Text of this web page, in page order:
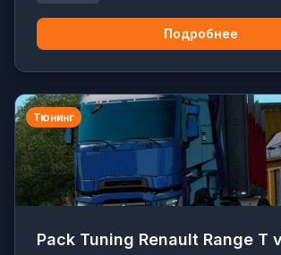
Подробнее
Тюнинг
Pack Tuning Renault Range T